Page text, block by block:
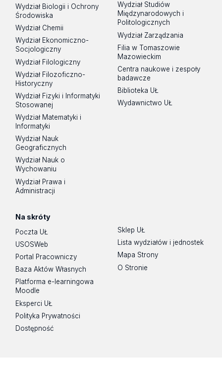
Wydział Biologii i Ochrony
Środowiska
Wydział Chemii
Wydział Ekonomiczno-
Socjologiczny
Wydział Filologiczny
Wydział Filozoficzno-
Historyczny
Wydział Fizyki i Informatyki
Stosowanej
Wydział Matematyki i
Informatyki
Wydział Nauk
Geograficznych
Wydział Nauk o
Wychowaniu
Wydział Prawa i
Administracji
Wydział Studiów
Międzynarodowych i
Politologicznych
Wydział Zarządzania
Filia w Tomaszowie
Mazowieckim
Centra naukowe i zespoły
badawcze
Biblioteka UŁ
Wydawnictwo UŁ
Na skróty
Poczta UŁ
USOSWeb
Portal Pracowniczy
Baza Aktów Własnych
Platforma e-learningowa
Moodle
Eksperci UŁ
Polityka Prywatności
Dostępność
Sklep UŁ
Lista wydziałów i jednostek
Mapa Strony
O Stronie